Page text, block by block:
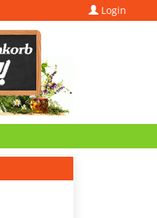
Login